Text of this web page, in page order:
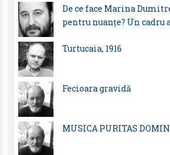
De ce face Marina
pentru nuanțe? Un
Turtucaia, 1916
Fecioara gravidă
MUSICA PURITAS